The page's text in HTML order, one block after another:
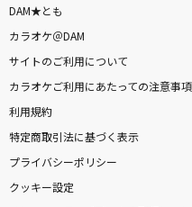
DAM★とも
カラオケ＠DAM
サイトのご利用について
カラオケご利用にあたっての注意事項
利用規約
特定商取引法に基づく表示
プライバシーポリシー
クッキー設定